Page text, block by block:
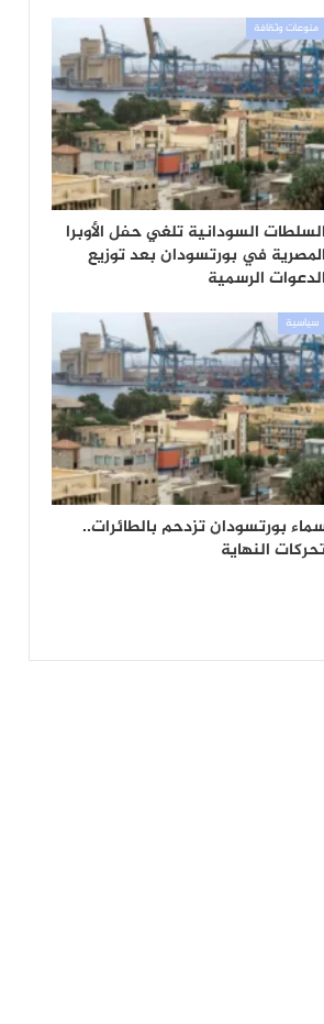
منوعات وثقافة
السلطات السودانية تلغي حفل الأوبرا
المصرية في بورتسودان بعد توزيع
الدعوات الرسمية
سياسية
بورتسودان تزدحم بالطائرات..
النهاية